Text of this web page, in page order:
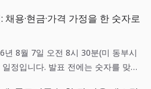
입니다.
용·현금·가격 가정을 한 숫자로
년 8월 7일 오전 8시 30분(미 동부시
정입니다. 발표 전에는 숫자를 맞히